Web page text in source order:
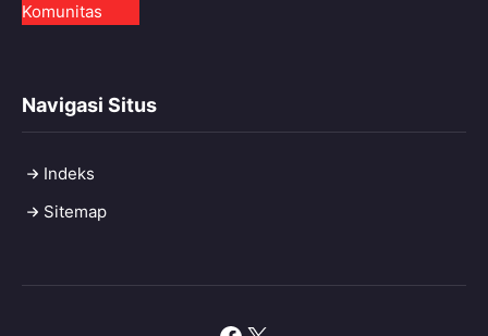
Komunitas
Navigasi Situs
Indeks
Sitemap